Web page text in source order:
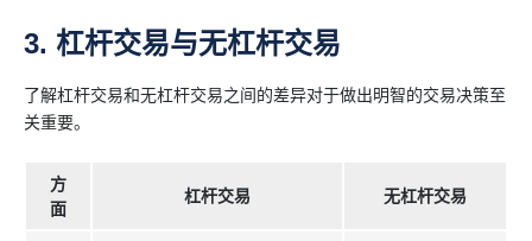
3. 杠杆交易与无杠杆交易
了解杠杆交易和无杠杆交易之间的差异对于做出明智的交易决策至
关重要。
方
面
杠杆交易 无杠杆交易